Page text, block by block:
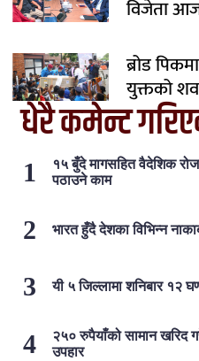
विजेता
ब्रोड
युक्तको
धेरै कमेन्ट
१५ बुँदे मागसहित वैदेशिक
पठाउने काम
भारत हुँदै देशका विभिन्न
यी ५ जिल्लामा शनिबार १२
२५० रुपैयाँको सामान खरिद
उपहार